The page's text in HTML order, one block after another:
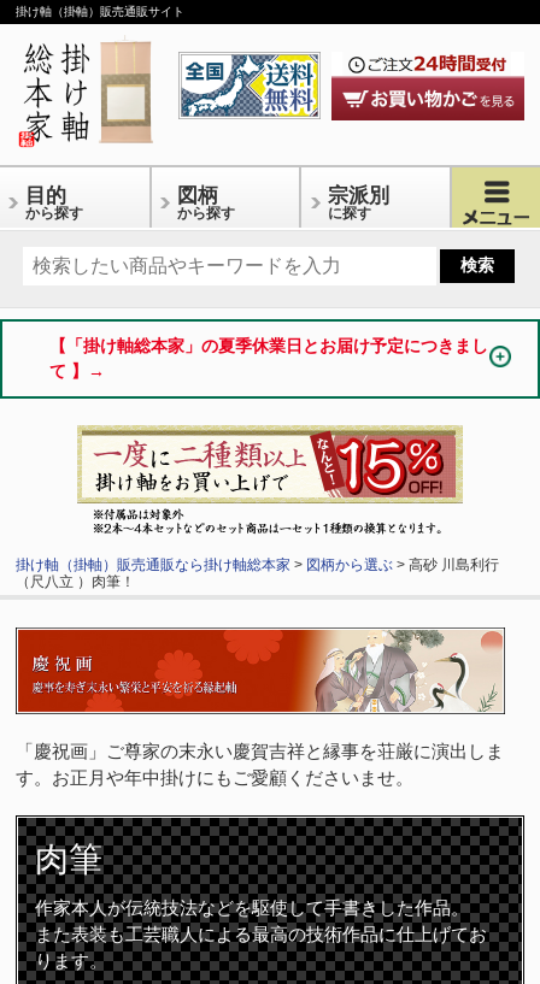
掛け軸（掛軸）販売通販サイト
目的
から探す
図柄
から探す
宗派別
に探す
【「掛け軸総本家」の夏季休業日とお届け予定につきまし
て 】→
掛け軸（掛軸）販売通販なら掛け軸総本家 > 図柄から選ぶ > 高砂 川島利行
（尺八立 ）肉筆！
「慶祝画」ご尊家の末永い慶賀吉祥と縁事を荘厳に演出しま
す。お正月や年中掛けにもご愛顧くださいませ。
肉筆
作家本人が伝統技法などを駆使して手書きした作品。
また表装も工芸職人による最高の技術作品に仕上げてお
ります。